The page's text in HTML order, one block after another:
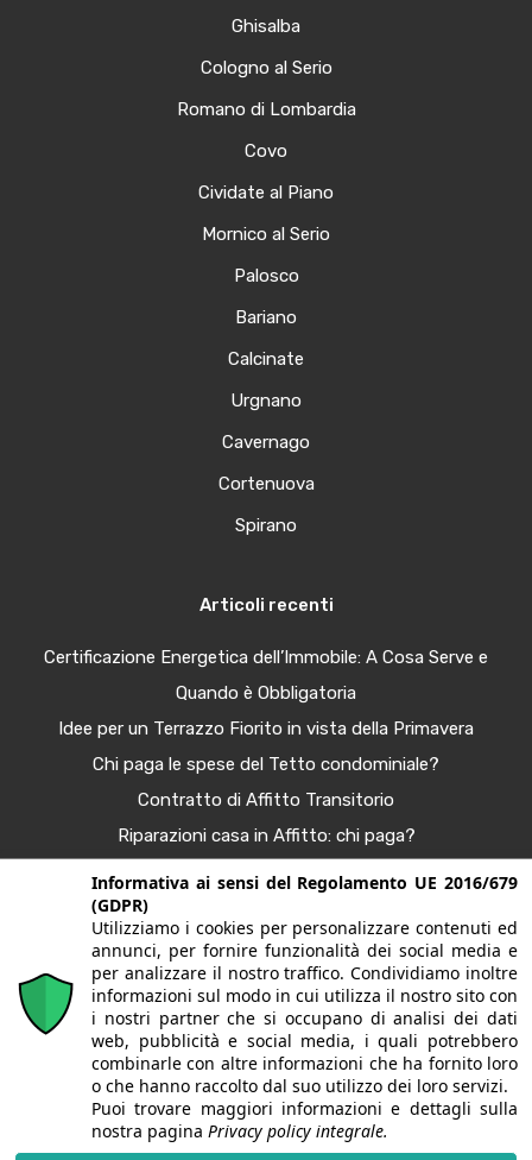
Ghisalba
Cologno al Serio
Romano di Lombardia
Covo
Cividate al Piano
Mornico al Serio
Palosco
Bariano
Calcinate
Urgnano
Cavernago
Cortenuova
Spirano
Articoli recenti
Certificazione Energetica dell’Immobile: A Cosa Serve e
Quando è Obbligatoria
Idee per un Terrazzo Fiorito in vista della Primavera
Chi paga le spese del Tetto condominiale?
Contratto di Affitto Transitorio
Riparazioni casa in Affitto: chi paga?
Procura Immobiliare – Guida completa
Tendenze Arredo e Nuance per la Casa Autunno 2025
Bonus Casa al 50%: Agevolazioni in Scadenza
© 2020. Tutti i diritti riservati. G&G case | Largo fratelli
Sporchia, 3 - 24057 Martinengo (BG) | P.Iva/CF
03628150165 | Iscritta alla CCIAA di Bergamo REA BG-
395176 | PEC:gagliardiclaudio@sec.it| Alcune immagini del
Informativa ai sensi del Regolamento UE 2016/679
(GDPR)
Utilizziamo i cookies per personalizzare contenuti ed
annunci, per fornire funzionalità dei social media e
per analizzare il nostro traffico. Condividiamo inoltre
informazioni sul modo in cui utilizza il nostro sito con
i nostri partner che si occupano di analisi dei dati
web, pubblicità e social media, i quali potrebbero
combinarle con altre informazioni che ha fornito loro
o che hanno raccolto dal suo utilizzo dei loro servizi.
Puoi trovare maggiori informazioni e dettagli sulla
nostra pagina Privacy policy integrale.